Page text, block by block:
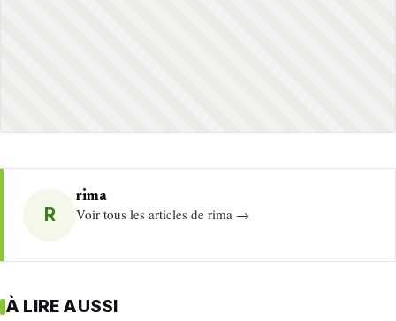
R
rima
Voir tous les articles de rima →
À LIRE AUSSI